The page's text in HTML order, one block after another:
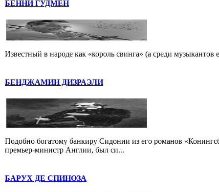
БЕННИ ГУДМЕН
Известный в народе как «король свинга» (а среди
БЕНДЖАМИН ДИЗРАЭЛИ
Подобно богатому банкиру Сидонии из его романов
премьер-министр Англии, был си...
БАРУХ ДЕ СПИНОЗА